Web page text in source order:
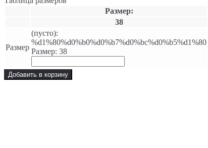
Размер:
38
Размер
(пусто):
%d1%80%d0%b0%d0%b7%d0%bc%d0%b5%d1%80
Размер: 38
Добавить в корзину